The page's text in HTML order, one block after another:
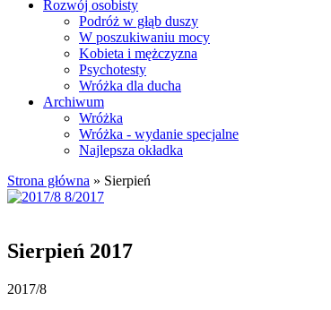
Rozwój osobisty
Podróż w głąb duszy
W poszukiwaniu mocy
Kobieta i mężczyzna
Psychotesty
Wróżka dla ducha
Archiwum
Wróżka
Wróżka - wydanie specjalne
Najlepsza okładka
Strona główna » Sierpień
Sierpień 2017
2017/8